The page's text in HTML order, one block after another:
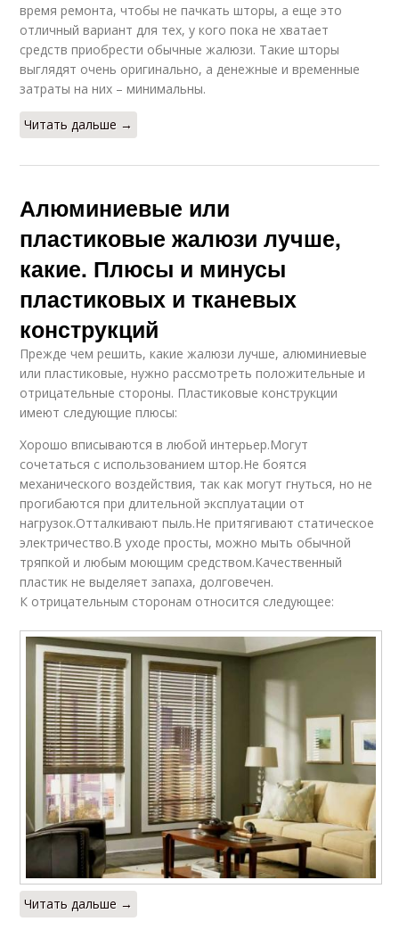
время ремонта, чтобы не пачкать шторы, а еще это
отличный вариант для тех, у кого пока не хватает
средств приобрести обычные жалюзи. Такие шторы
выглядят очень оригинально, а денежные и временные
затраты на них – минимальны.
Читать дальше →
Алюминиевые или
пластиковые жалюзи лучше,
какие. Плюсы и минусы
пластиковых и тканевых
конструкций
Прежде чем решить, какие жалюзи лучше, алюминиевые
или пластиковые, нужно рассмотреть положительные и
отрицательные стороны. Пластиковые конструкции
имеют следующие плюсы:
Хорошо вписываются в любой интерьер.Могут
сочетаться с использованием штор.Не боятся
механического воздействия, так как могут гнуться, но не
прогибаются при длительной эксплуатации от
нагрузок.Отталкивают пыль.Не притягивают статическое
электричество.В уходе просты, можно мыть обычной
тряпкой и любым моющим средством.Качественный
пластик не выделяет запаха, долговечен.
К отрицательным сторонам относится следующее:
Читать дальше →